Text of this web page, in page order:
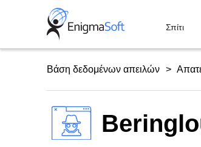
Σπίτι
Βάση δεδομένων απειλών